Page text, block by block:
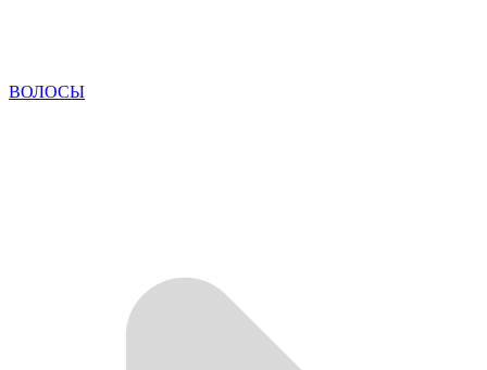
ВОЛОСЫ